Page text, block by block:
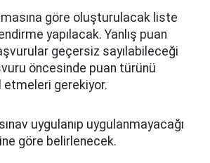
göre oluşturulacak liste
yapılacak. Yanlış puan
geçersiz sayılabileceği
öncesinde puan türünü
gerekiyor.
uygulanıp uygulanmayacağı
göre belirlenecek.